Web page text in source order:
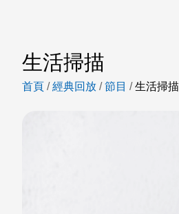
生活掃描
首頁 /經典回放 /節目 /生活掃描